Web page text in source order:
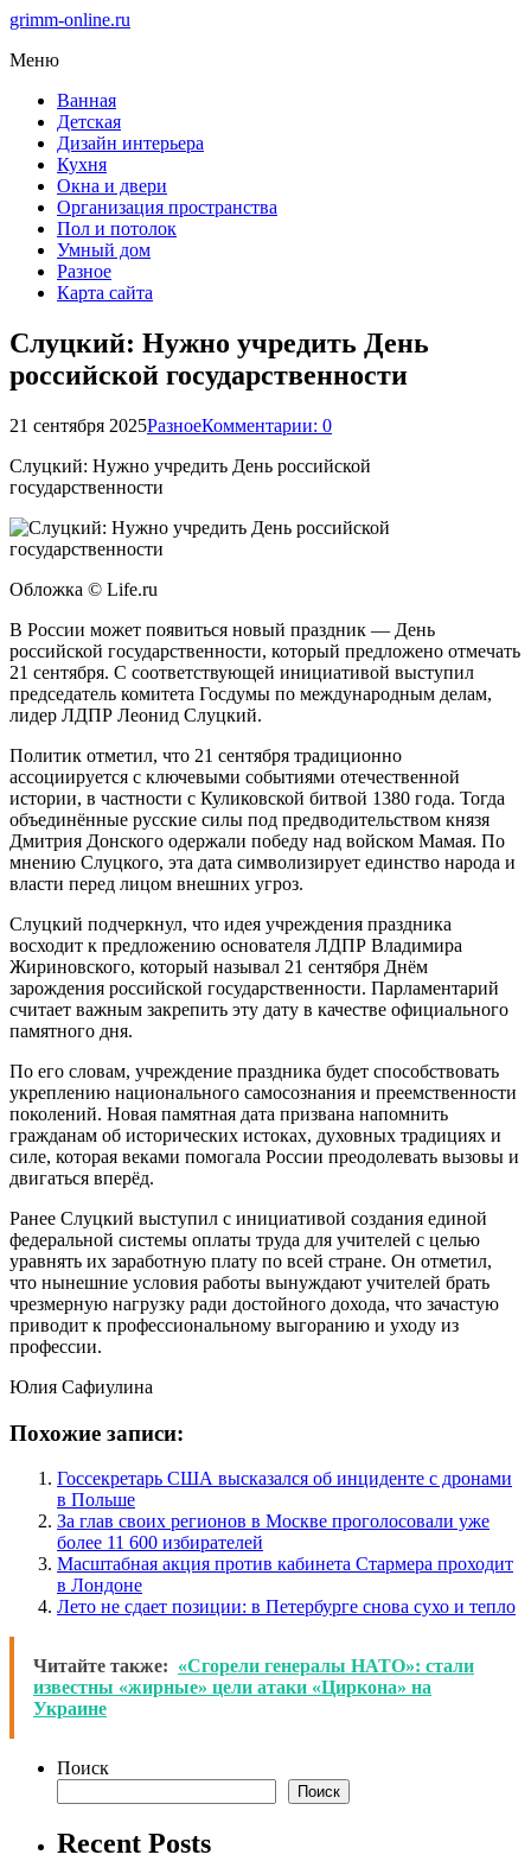
grimm-online.ru
Меню
Ванная
Детская
Дизайн интерьера
Кухня
Окна и двери
Организация пространства
Пол и потолок
Умный дом
Разное
Карта сайта
Слуцкий: Нужно учредить День
российской государственности
21 сентября 2025РазноеКомментарии: 0
Слуцкий: Нужно учредить День российской
государственности
Обложка © Life.ru
В России может появиться новый праздник — День
российской государственности, который предложено отмечать
21 сентября. С соответствующей инициативой выступил
председатель комитета Госдумы по международным делам,
лидер ЛДПР Леонид Слуцкий.
Политик отметил, что 21 сентября традиционно
ассоциируется с ключевыми событиями отечественной
истории, в частности с Куликовской битвой 1380 года. Тогда
объединённые русские силы под предводительством князя
Дмитрия Донского одержали победу над войском Мамая. По
мнению Слуцкого, эта дата символизирует единство народа и
власти перед лицом внешних угроз.
Слуцкий подчеркнул, что идея учреждения праздника
восходит к предложению основателя ЛДПР Владимира
Жириновского, который называл 21 сентября Днём
зарождения российской государственности. Парламентарий
считает важным закрепить эту дату в качестве официального
памятного дня.
По его словам, учреждение праздника будет способствовать
укреплению национального самосознания и преемственности
поколений. Новая памятная дата призвана напомнить
гражданам об исторических истоках, духовных традициях и
силе, которая веками помогала России преодолевать вызовы и
двигаться вперёд.
Ранее Слуцкий выступил с инициативой создания единой
федеральной системы оплаты труда для учителей с целью
уравнять их заработную плату по всей стране. Он отметил,
что нынешние условия работы вынуждают учителей брать
чрезмерную нагрузку ради достойного дохода, что зачастую
приводит к профессиональному выгоранию и уходу из
профессии.
Юлия Сафиулина
Похожие записи:
Госсекретарь США высказался об инциденте с дронами
в Польше
За глав своих регионов в Москве проголосовали уже
более 11 600 избирателей
Масштабная акция против кабинета Стармера проходит
в Лондоне
Лето не сдает позиции: в Петербурге снова сухо и тепло
Читайте также: «Сгорели генералы НАТО»: стали
известны «жирные» цели атаки «Циркона» на
Украине
Поиск
Поиск
Recent Posts